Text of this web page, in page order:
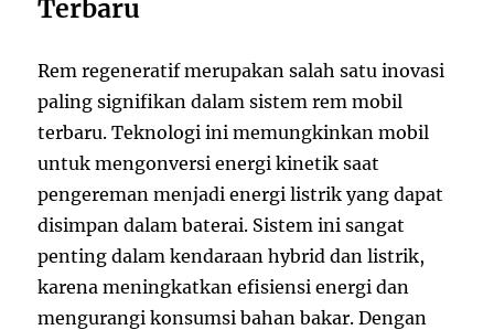
Terbaru
Rem regeneratif merupakan salah satu inovasi
paling signifikan dalam sistem rem mobil
terbaru. Teknologi ini memungkinkan mobil
untuk mengonversi energi kinetik saat
pengereman menjadi energi listrik yang dapat
disimpan dalam baterai. Sistem ini sangat
penting dalam kendaraan hybrid dan listrik,
karena meningkatkan efisiensi energi dan
mengurangi konsumsi bahan bakar. Dengan